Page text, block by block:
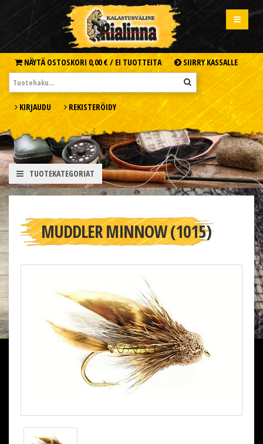
NÄYTÄ OSTOSKORI 0,00 € / EI TUOTTEITA SIIRRY KASSALLE
KIRJAUDU REKISTERÖIDY
TUOTEKATEGORIAT
MUDDLER MINNOW (1015)